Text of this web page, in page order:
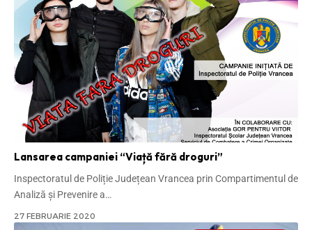
Lansarea campaniei “Viață fără droguri”
Inspectoratul de Poliție Județean Vrancea prin Compartimentul de
Analiză și Prevenire a…
27 FEBRUARIE 2020